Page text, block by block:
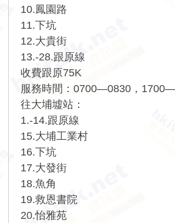
10.鳳園路
11.下坑
12.大貴街
13.-28.跟原線
收費跟原75K
服務時間：0700—0830，
往大埔墟站：
1.-14.跟原線
15.大埔工業村
16.下坑
17.大發街
18.魚角
19.救恩書院
20.怡雅苑